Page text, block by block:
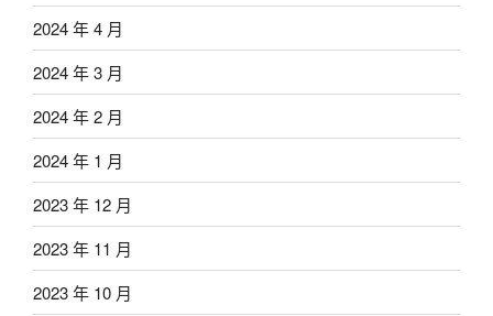
2024 年 4 月
2024 年 3 月
2024 年 2 月
2024 年 1 月
2023 年 12 月
2023 年 11 月
2023 年 10 月